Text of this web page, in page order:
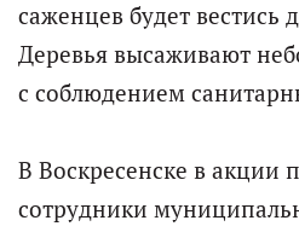
саженцев будет вестись
Деревья высаживают
с соблюдением
В Воскресенске в акции
сотрудники